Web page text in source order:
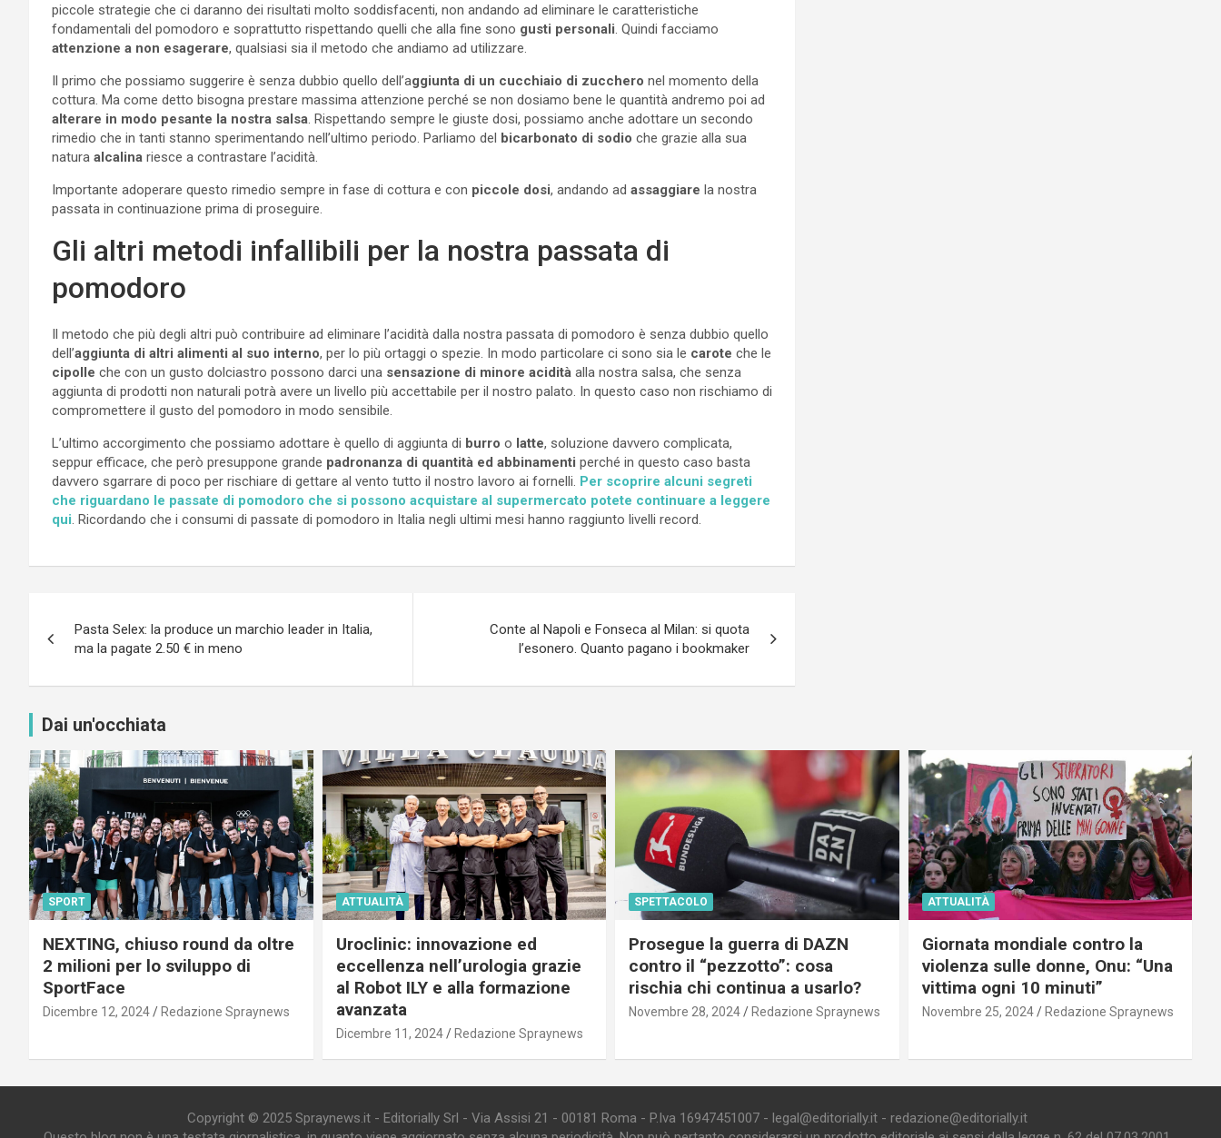
piccole strategie che ci daranno dei risultati molto soddisfacenti, non andando ad eliminare le caratteristiche
fondamentali del pomodoro e soprattutto rispettando quelli che alla fine sono gusti personali . Quindi facciamo
attenzione a non esagerare, qualsiasi sia il metodo che andiamo ad utilizzare.
Il primo che possiamo suggerire è senza dubbio quello dell’aggiunta di un cucchiaio di zucchero nel momento della
cottura. Ma come detto bisogna prestare massima attenzione perché se non dosiamo bene le quantità andremo poi ad
alterare in modo pesante la nostra salsa . Rispettando sempre le giuste dosi, possiamo anche adottare un secondo
rimedio che in tanti stanno sperimentando nell’ultimo periodo. Parliamo del bicarbonato di sodio che grazie alla sua
natura alcalina riesce a contrastare l’acidità.
Importante adoperare questo rimedio sempre in fase di cottura e con piccole dosi, andando ad assaggiare la nostra
passata in continuazione prima di proseguire.
Gli altri metodi infallibili per la nostra passata di
pomodoro
Il metodo che più degli altri può contribuire ad eliminare l’acidità dalla nostra passata di pomodoro è senza dubbio quello
dell’aggiunta di altri alimenti al suo interno, per lo più ortaggi o spezie. In modo particolare ci sono sia le carote che le
cipolle che con un gusto dolciastro possono darci una sensazione di minore acidità alla nostra salsa, che senza
aggiunta di prodotti non naturali potrà avere un livello più accettabile per il nostro palato. In questo caso non rischiamo di
compromettere il gusto del pomodoro in modo sensibile.
L’ultimo accorgimento che possiamo adottare è quello di aggiunta di burro o latte, soluzione davvero complicata,
seppur efficace, che però presuppone grande padronanza di quantità ed abbinamenti perché in questo caso basta
davvero sgarrare di poco per rischiare di gettare al vento tutto il nostro lavoro ai fornelli. Per scoprire alcuni segreti
che riguardano le passate di pomodoro che si possono acquistare al supermercato potete continuare a leggere
qui . Ricordando che i consumi di passate di pomodoro in Italia negli ultimi mesi hanno raggiunto livelli record.
articoli
Pasta Selex: la produce un marchio leader in Italia,
ma la pagate 2.50 € in meno
Conte al Napoli e Fonseca al Milan: si quota
l’esonero. Quanto pagano i bookmaker
Dai un'occhiata
SPORT
NEXTING, chiuso round da oltre
2 milioni per lo sviluppo di
SportFace
Dicembre 12, 2024 Redazione Spraynews
ATTUALITÀ
Uroclinic: innovazione ed
eccellenza nell’urologia grazie
al Robot ILY e alla formazione
avanzata
Dicembre 11, 2024 Redazione Spraynews
SPETTACOLO
Prosegue la guerra di DAZN
contro il “pezzotto”: cosa
rischia chi continua a usarlo?
Novembre 28, 2024 Redazione Spraynews
ATTUALITÀ
Giornata mondiale contro la
violenza sulle donne, Onu: “Una
vittima ogni 10 minuti”
Novembre 25, 2024 Redazione Spraynews
Copyright © 2025 Spraynews.it - Editorially Srl - Via Assisi 21 - 00181 Roma - P.Iva 16947451007 - legal@editorially.it - redazione@editorially.it